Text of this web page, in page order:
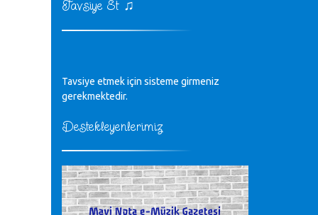
♪
Biliyorum Cüneyt bey, yazımda da
♪
sayın müfit bey bilgilerinizi kontrol
edi 6440 sayılı cso kurulrş kanununda
Tavsiye Et ♫
Tavsiye etmek için sisteme girmeniz
gerekmektedir.
Destekleyenlerimiz